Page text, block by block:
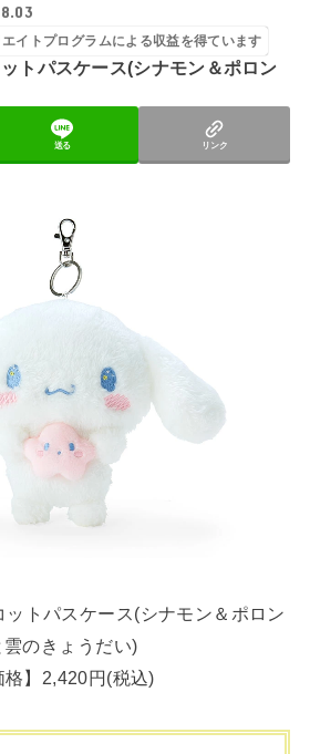
イトプログラムによる収益を得ています
トパスケース(シナモン＆ポロン
送る リンク
ットパスケース(シナモン＆ポロン
雲のきょうだい)
格】2,420円(税込)